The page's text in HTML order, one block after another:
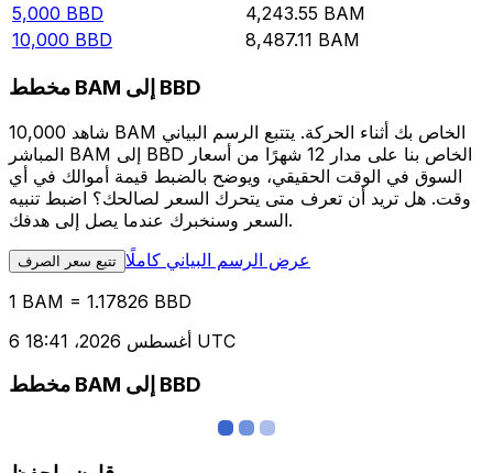
5,000 BBD 4,243.55 BAM
10,000 BBD 8,487.11 BAM
مخطط BAM إلى BBD
شاهد 10,000 BAM الخاص بك أثناء الحركة. يتتبع الرسم البياني
المباشر BAM إلى BBD الخاص بنا على مدار 12 شهرًا من أسعار
السوق في الوقت الحقيقي، ويوضح بالضبط قيمة أموالك في أي
وقت. هل تريد أن تعرف متى يتحرك السعر لصالحك؟ اضبط تنبيه
السعر وسنخبرك عندما يصل إلى هدفك.
تتبع سعر الصرف عرض الرسم البياني كاملًا
1 BAM = 1.17826 BBD
6 أغسطس 2026، 18:41 UTC
مخطط BAM إلى BBD